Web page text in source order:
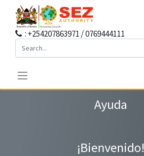
: +254207863971 / 0769444111
Ayuda
¡Bienvenido!